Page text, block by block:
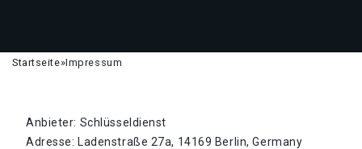
Startseite»Impressum
Anbieter: Schlüsseldienst
Adresse: Ladenstraße 27a, 14169 Berlin, Germany